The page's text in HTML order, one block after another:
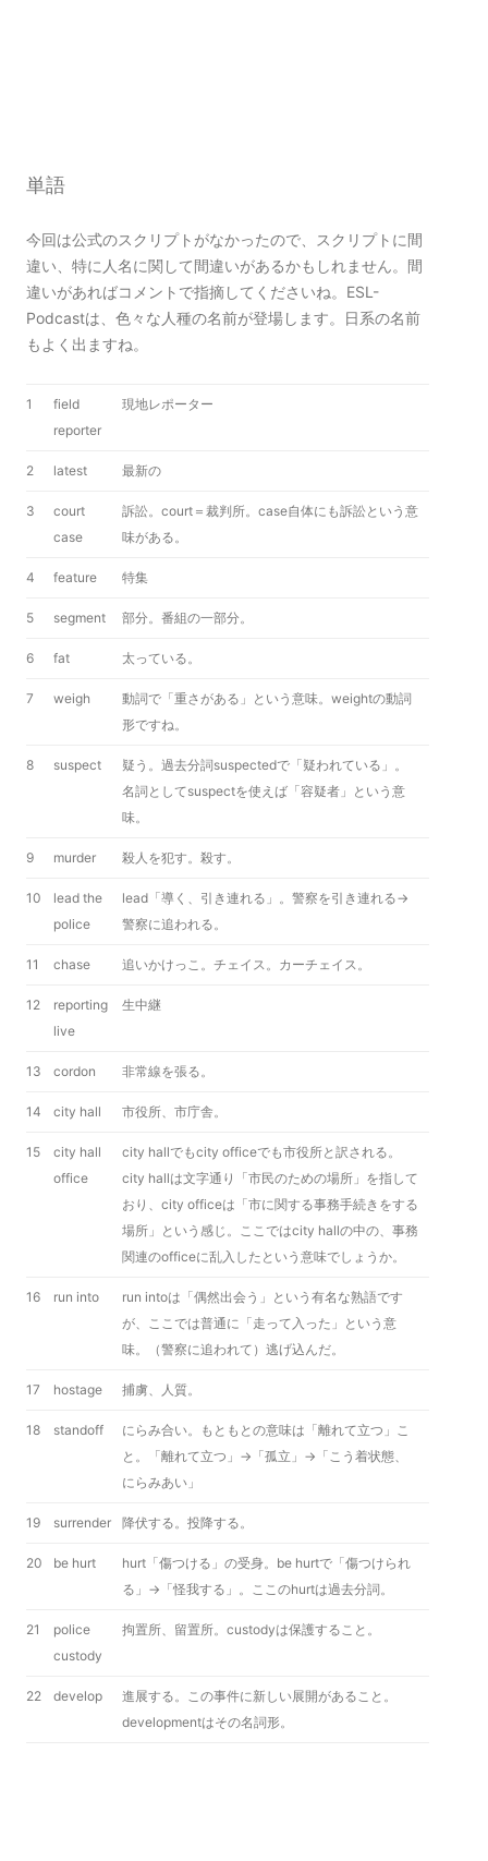
単語
今回は公式のスクリプトがなかったので、スクリプトに間
違い、特に人名に関して間違いがあるかもしれません。間
違いがあればコメントで指摘してくださいね。ESL-
Podcastは、色々な人種の名前が登場します。日系の名前
もよく出ますね。
1
field
reporter
現地レポーター
2 latest 最新の
3
court
case
訴訟。court＝裁判所。case自体にも訴訟という意
味がある。
4 feature 特集
5 segment 部分。番組の一部分。
6 fat 太っている。
7 weigh
動詞で「重さがある」という意味。weightの動詞
形ですね。
8 suspect
疑う。過去分詞suspectedで「疑われている」。
名詞としてsuspectを使えば「容疑者」という意
味。
9 murder 殺人を犯す。殺す。
10
lead the
police
lead「導く、引き連れる」。警察を引き連れる→
警察に追われる。
11 chase 追いかけっこ。チェイス。カーチェイス。
12
reporting
live
生中継
13 cordon 非常線を張る。
14 city hall 市役所、市庁舎。
15
city hall
office
city hallでもcity officeでも市役所と訳される。
city hallは文字通り「市民のための場所」を指して
おり、city officeは「市に関する事務手続きをする
場所」という感じ。ここではcity hallの中の、事務
関連のofficeに乱入したという意味でしょうか。
16 run into
run intoは「偶然出会う」という有名な熟語です
が、ここでは普通に「走って入った」という意
味。（警察に追われて）逃げ込んだ。
17 hostage 捕虜、人質。
18 standoff
にらみ合い。もともとの意味は「離れて立つ」こ
と。「離れて立つ」→「孤立」→「こう着状態、
にらみあい」
19 surrender 降伏する。投降する。
20 be hurt
hurt「傷つける」の受身。be hurtで「傷つけられ
る」→「怪我する」。ここのhurtは過去分詞。
21
police
custody
拘置所、留置所。custodyは保護すること。
22 develop
進展する。この事件に新しい展開があること。
developmentはその名詞形。